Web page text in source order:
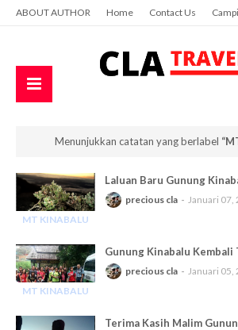
ABOUT AUTHOR Home Contact Us
Menunjukkan catatan yang berlabel
MT KINABALU
Laluan Baru Gunung
precious cla Januari 07,
MT KINABALU
Gunung Kinabalu Kembali
precious cla Januari 05,
Terima Kasih Malim